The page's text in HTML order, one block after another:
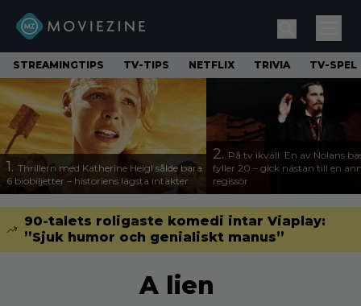
STREAMINGTIPS TV-TIPS NETFLIX TRIVIA TV-SPEL
1. Thrillern med Katherine Heigl sålde bara
6 biobiljetter – historiens lägsta intäkter
2. På tv ikväll: En av Nolans
fyller 20 – gick nästan till en
regissör
90-talets roligaste komedi intar Viaplay:
”Sjuk humor och genialiskt manus”
A lien